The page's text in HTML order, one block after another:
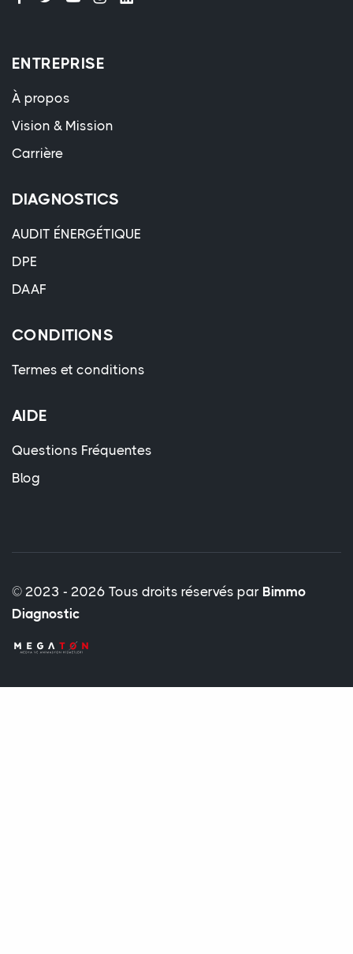
ENTREPRISE
À propos
Vision & Mission
Carrière
DIAGNOSTICS
AUDIT ÉNERGÉTIQUE
DPE
DAAF
CONDITIONS
Termes et conditions
AIDE
Questions Fréquentes
Blog
© 2023 - 2026 Tous droits réservés par Bimmo
Diagnostic